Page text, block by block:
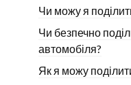
Чи можу я
Чи безпечно
автомобіля?
Як я можу